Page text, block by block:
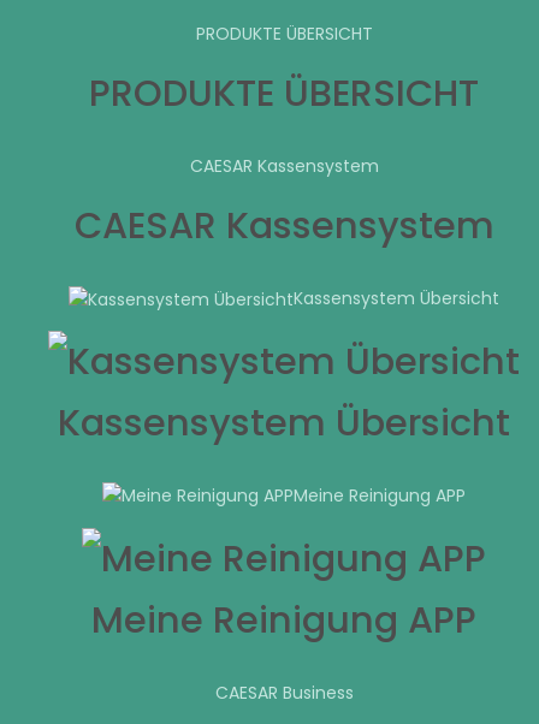
PRODUKTE ÜBERSICHT
PRODUKTE ÜBERSICHT
CAESAR Kassensystem
CAESAR Kassensystem
Kassensystem Übersicht
Kassensystem Übersicht
Meine Reinigung APP
Meine Reinigung APP
CAESAR Business